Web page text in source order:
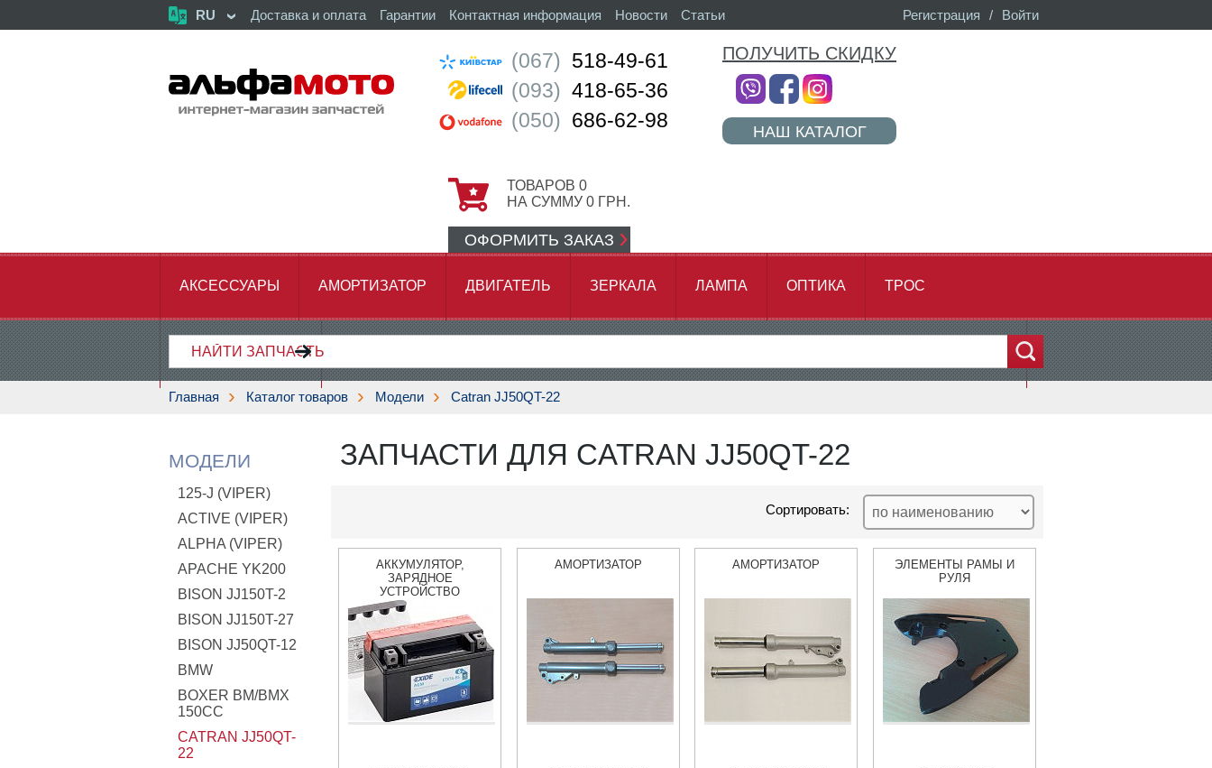
RU Доставка и оплата Гарантии Контактная информация Новости Статьи Войти
/
Регистрация
(067) 518-49-61
(093) 418-65-36
(050) 686-62-98
ПОЛУЧИТЬ СКИДКУ
НАШ КАТАЛОГ
ТОВАРОВ 0
НА СУММУ 0 ГРН.
ОФОРМИТЬ ЗАКАЗ
АКСЕССУАРЫ АМОРТИЗАТОР ДВИГАТЕЛЬ ЗЕРКАЛА ЛАМПА ОПТИКА ТРОС
ХОДОВАЯ ЧАСТЬ ...
Главная Каталог товаров Модели Catran JJ50QT-22
МОДЕЛИ
125-J (VIPER)
ACTIVE (VIPER)
ALPHA (VIPER)
APACHE YK200
BISON JJ150T-2
BISON JJ150T-27
BISON JJ50QT-12
BMW
BOXER BM/ВМX
150CC
CATRAN JJ50QT-
22
ЗАПЧАСТИ ДЛЯ CATRAN JJ50QT-22
Сортировать:
АККУМУЛЯТОР,
ЗАРЯДНОЕ
УСТРОЙСТВО
АМОРТИЗАТОР АМОРТИЗАТОР
ЭЛЕМЕНТЫ РАМЫ И
РУЛЯ